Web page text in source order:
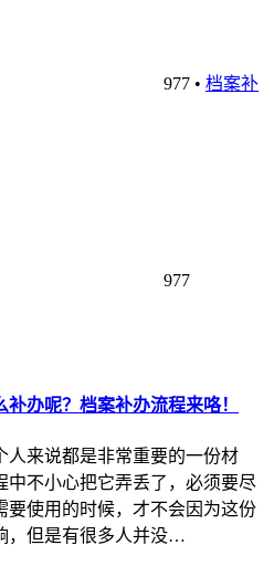
977 • 档案补
977
办呢？档案补办流程来咯！
人来说都是非常重要的一份材
中不小心把它弄丢了，必须要尽
要使用的时候，才不会因为这份
，但是有很多人并没…